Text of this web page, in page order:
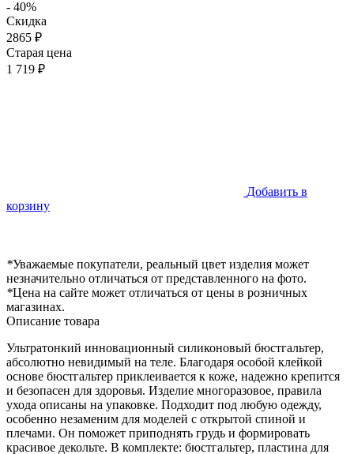
- 40%
Скидка
2865 ₽
Старая цена
1 719 ₽
Добавить в
корзину
*Уважаемые покупатели, реальный цвет изделия может
незначительно отличаться от представленного на фото.
*Цена на сайте может отличаться от цены в розничных
магазинах.
Описание товара
Ультратонкий инновационный силиконовый бюстгальтер,
абсолютно невидимый на теле. Благодаря особой клейкой
основе бюстгальтер приклеивается к коже, надежно крепится
и безопасен для здоровья. Изделие многоразовое, правила
ухода описаны на упаковке. Подходит под любую одежду,
особенно незаменим для моделей с открытой спиной и
плечами. Он поможет приподнять грудь и формировать
красивое декольте. В комплекте: бюстгальтер, пластина для